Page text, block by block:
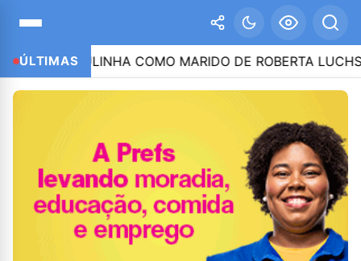
ÚLTIMAS
LULINHA COMO MARIDO DE ROBERTA LUCHSINGER